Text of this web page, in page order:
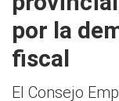
por la
fiscal
El Consejo